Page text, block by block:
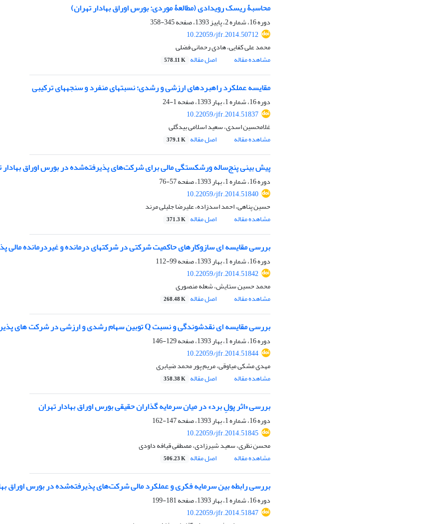
محاسبۀ ریسک رویدادی (مطالعۀ موردی: بورس اوراق بهادار تهران)
دوره 16، شماره 2، پاییز 1393، صفحه
345-358
10.22059/jfr.2014.50712
محمد علی کفایی، هادی رحمانی فضلی
مشاهده مقاله
اصل مقاله 578.11 K
مقایسه عملکرد راهبردهای ارزشی و رشدی؛ نسبت‏های منفرد و سنجه‎های ترکیبی
دوره 16، شماره 1، بهار 1393، صفحه
1-24
10.22059/jfr.2014.51837
غلامحسین اسدی، سعید اسلامی بیدگلی
مشاهده مقاله
اصل مقاله 379.1 K
پیش ‏بینی پنج‌ساله ورشکستگی مالی برای شرکت‌های پذیرفته‌شده در بورس اوراق بهادار
دوره 16، شماره 1، بهار 1393، صفحه
57-76
10.22059/jfr.2014.51840
حسین پناهی، احمد اسدزاده، علیرضا جلیلی مرند
مشاهده مقاله
اصل مقاله 371.3 K
بررسی مقایسه ‏ای سازوکارهای حاکمیت شرکتی در شرکت‏های درمانده و غیردرمانده مالی
دوره 16، شماره 1، بهار 1393، صفحه
99-112
10.22059/jfr.2014.51842
محمد حسین ستایش، شعله منصوری
مشاهده مقاله
اصل مقاله 268.48 K
بررسی مقایسه‏ ای نقد‏شوندگی و نسبت Q توبین سهام رشدی و ارزشی در شرکت‏ های پذیرفته ‏شده در بورس اوراق بهادار تهران
دوره 16، شماره 1، بهار 1393، صفحه
129-146
10.22059/jfr.2014.51844
مهدی مشکی میاوقی، مریم پور محمد ضیابری
مشاهده مقاله
اصل مقاله 358.38 K
بررسی «اثر پولِ‏ برد» در میان سرمایه ‏گذاران حقیقی بورس اوراق بهادار تهران
دوره 16، شماره 1، بهار 1393، صفحه
147-162
10.22059/jfr.2014.51845
محسن نظری، سعید شیرزادی، مصطفی قیافه داودی
مشاهده مقاله
اصل مقاله 506.23 K
بررسی رابطه بین سرمایه فکری و عملکرد مالی شرکت‌‏‏های پذیرفته‌‏‏شده در بورس اوراق
دوره 16، شماره 1، بهار 1393، صفحه
181-199
10.22059/jfr.2014.51847